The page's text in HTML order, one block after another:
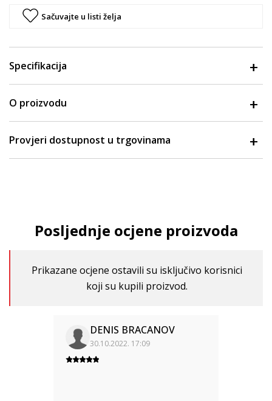
Sačuvajte u listi želja
Specifikacija
O proizvodu
Provjeri dostupnost u trgovinama
Posljednje ocjene proizvoda
Prikazane ocjene ostavili su isključivo korisnici
koji su kupili proizvod.
DENIS BRACANOV
30.10.2022. 17:09